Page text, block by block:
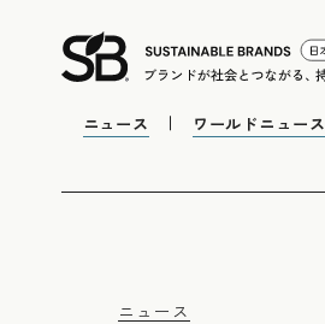
ニュース ワールドニュース
ニュース